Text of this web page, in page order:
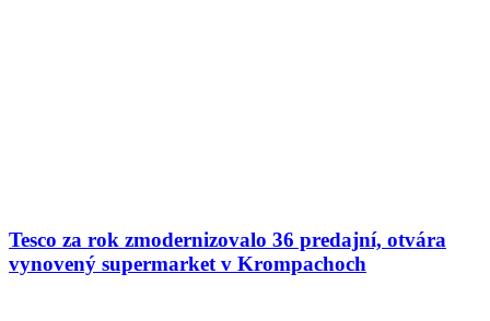
Tesco za rok zmodernizovalo 36 predajní, otvára
vynovený supermarket v Krompachoch